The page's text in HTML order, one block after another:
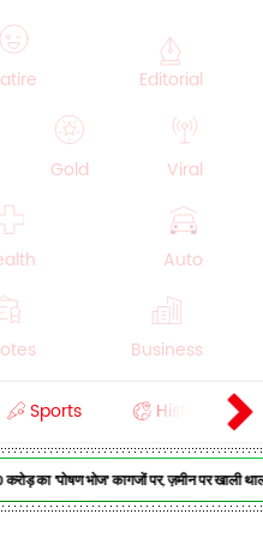
Editorial
Gold Viral
Auto
Business
Sports History
का 'पोषण भोज' कागजों पर, ज़मीन पर खाली